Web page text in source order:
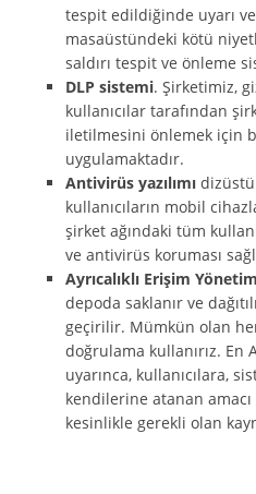
tespit edildiğinde uyarı
masaüstündeki kötü
saldırı tespit ve önleme
DLP sistemi. Şirketimiz,
kullanıcılar tarafından
iletilmesini önlemek için
uygulamaktadır.
Antivirüs yazılımı
kullanıcıların mobil
şirket ağındaki tüm
ve antivirüs koruması
Ayrıcalıklı Erişim
depoda saklanır ve
geçirilir. Mümkün olan
doğrulama kullanırız. En
uyarınca, kullanıcılara,
kendilerine atanan
kesinlikle gerekli olan